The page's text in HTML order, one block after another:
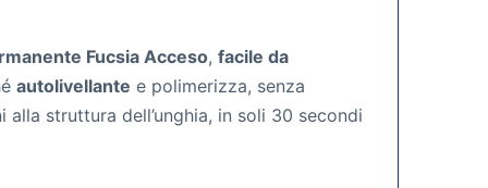
Fucsia Acceso,facile da
autolivellante e polimerizza, senza
alla struttura dell’unghia, in soli 30 secondi